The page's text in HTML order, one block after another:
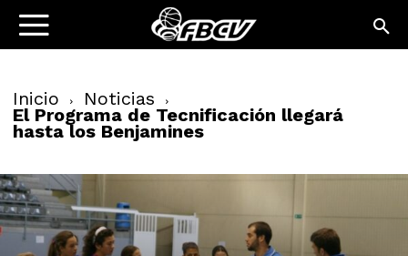
Inicio Noticias
El Programa de Tecnificación llegará
hasta los Benjamines